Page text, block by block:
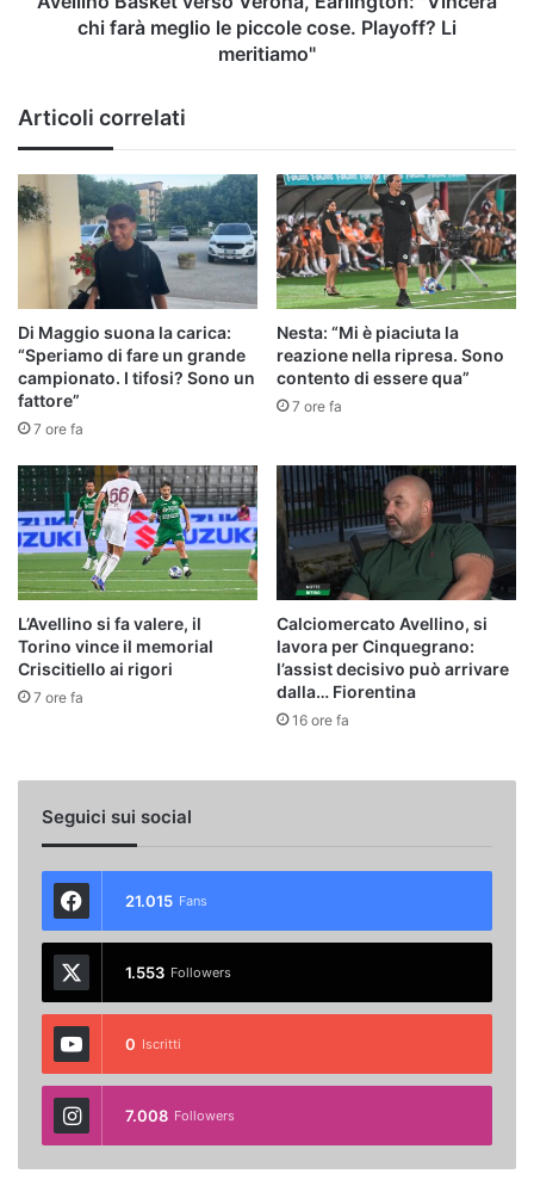
meritiamo"
chi farà meglio le piccole cose. Playoff? Li
meritiamo"
Articoli correlati
Di Maggio suona la carica:
“Speriamo di fare un grande
campionato. I tifosi? Sono un
fattore”
7 ore fa
Nesta: “Mi è piaciuta la
reazione nella ripresa. Sono
contento di essere qua”
7 ore fa
L’Avellino si fa valere, il
Torino vince il memorial
Criscitiello ai rigori
7 ore fa
Calciomercato Avellino, si
lavora per Cinquegrano:
l’assist decisivo può arrivare
dalla… Fiorentina
16 ore fa
Seguici sui social
21.015 Fans
1.553 Followers
0 Iscritti
7.008 Followers